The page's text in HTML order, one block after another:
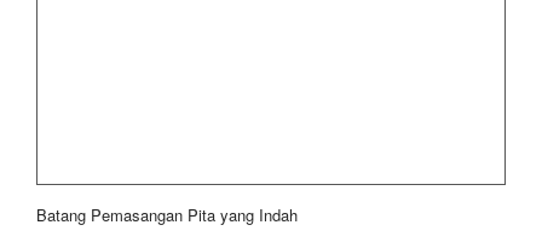
Batang Pemasangan Pita yang Indah